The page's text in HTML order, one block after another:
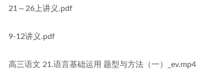
21～26上讲义.pdf
9-12讲义.pdf
高三语文 21.语言基础运用 题型与方法（一）_ev.mp4